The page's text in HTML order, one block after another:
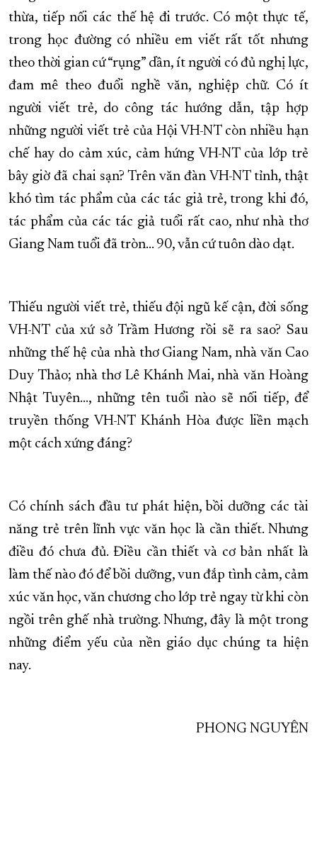
thừa, tiếp nối các thế hệ đi trước. Có một thực tế,
trong học đường có nhiều em viết rất tốt nhưng
theo thời gian cứ “rụng” dần, ít người có đủ nghị lực,
đam mê theo đuổi nghề văn, nghiệp chữ. Có ít
người viết trẻ, do công tác hướng dẫn, tập hợp
những người viết trẻ của Hội VH-NT còn nhiều hạn
chế hay do cảm xúc, cảm hứng VH-NT của lớp trẻ
bây giờ đã chai sạn? Trên văn đàn VH-NT tỉnh, thật
khó tìm tác phẩm của các tác giả trẻ, trong khi đó,
tác phẩm của các tác giả tuổi rất cao, như nhà thơ
Giang Nam tuổi đã tròn... 90, vẫn cứ tuôn dào dạt.
Thiếu người viết trẻ, thiếu đội ngũ kế cận, đời sống
VH-NT của xứ sở Trầm Hương rồi sẽ ra sao? Sau
những thế hệ của nhà thơ Giang Nam, nhà văn Cao
Duy Thảo; nhà thơ Lê Khánh Mai, nhà văn Hoàng
Nhật Tuyên..., những tên tuổi nào sẽ nối tiếp, để
truyền thống VH-NT Khánh Hòa được liền mạch
một cách xứng đáng?
Có chính sách đầu tư phát hiện, bồi dưỡng các tài
năng trẻ trên lĩnh vực văn học là cần thiết. Nhưng
điều đó chưa đủ. Điều cần thiết và cơ bản nhất là
làm thế nào đó để bồi dưỡng, vun đắp tình cảm, cảm
xúc văn học, văn chương cho lớp trẻ ngay từ khi còn
ngồi trên ghế nhà trường. Nhưng, đây là một trong
những điểm yếu của nền giáo dục chúng ta hiện
nay.
PHONG NGUYÊN